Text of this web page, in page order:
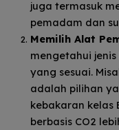
juga termasuk
pemadam dan
Memilih Alat
mengetahui
yang sesuai.
adalah pilihan
kebakaran kelas
berbasis CO2